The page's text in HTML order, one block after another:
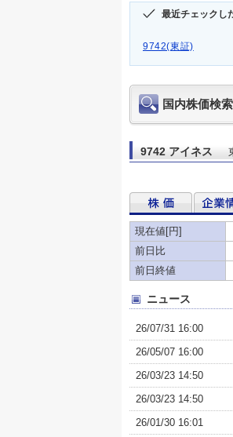
最近チェックし
9742(東証)